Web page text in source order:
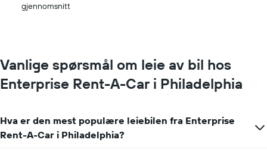
avgjennomsnitt
Vanlige spørsmål om leie av bil hos
Enterprise Rent-A-Car i Philadelphia
Hva er den mest populære leiebilen fra Enterprise
Rent-A-Car i Philadelphia?